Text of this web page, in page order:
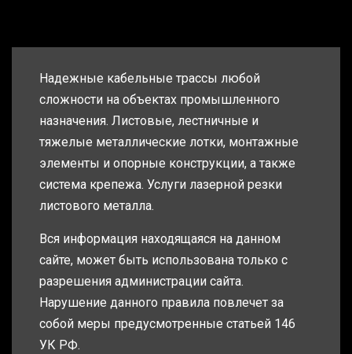
Надежные кабельные трассы любой
сложности на объектах промышленного
назначения. Листовые, лестничные и
тяжелые металлические лотки, монтажные
элементы и опорные конструкции, а также
система крепежа. Услуги лазерной резки
листового металла.
Вся информация находящаяся на данном
сайте, может быть использована только с
разрешения администрации сайта.
Нарушение данного правила повлечет за
собой меры предусмотренные статьей 146
УК РФ.